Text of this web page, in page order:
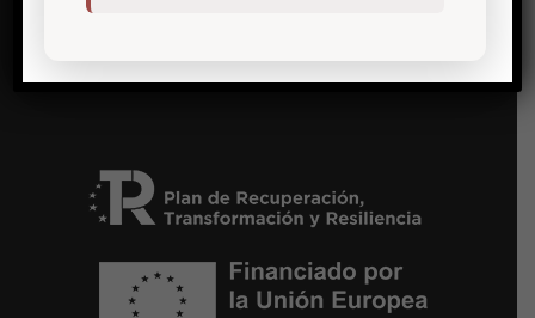
REJUVENECIMIENTO FACIAL
NUTRICIÓN Y DIETÉTICA